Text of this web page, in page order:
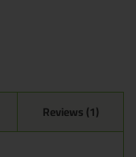
Reviews (1)